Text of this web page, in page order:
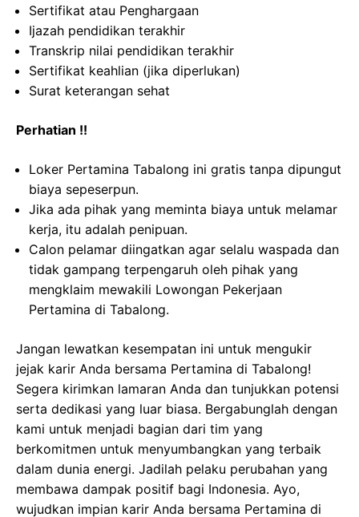
Sertifikat atau Penghargaan
Ijazah pendidikan terakhir
Transkrip nilai pendidikan terakhir
Sertifikat keahlian (jika diperlukan)
Surat keterangan sehat
Perhatian !!
Loker Pertamina Tabalong ini gratis tanpa dipungut
biaya sepeserpun.
Jika ada pihak yang meminta biaya untuk melamar
kerja, itu adalah penipuan.
Calon pelamar diingatkan agar selalu waspada dan
tidak gampang terpengaruh oleh pihak yang
mengklaim mewakili Lowongan Pekerjaan
Pertamina di Tabalong.
Jangan lewatkan kesempatan ini untuk mengukir
jejak karir Anda bersama Pertamina di Tabalong!
Segera kirimkan lamaran Anda dan tunjukkan potensi
serta dedikasi yang luar biasa. Bergabunglah dengan
kami untuk menjadi bagian dari tim yang
berkomitmen untuk menyumbangkan yang terbaik
dalam dunia energi. Jadilah pelaku perubahan yang
membawa dampak positif bagi Indonesia. Ayo,
wujudkan impian karir Anda bersama Pertamina di